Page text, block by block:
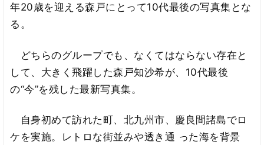
年20歳を迎える森戸にとって10代最後の写真集とな
る。
どちらのグループでも、なくてはならない存在と
して、大きく飛躍した森戸知沙希が、10代最後
の“今”を残した最新写真集。
自身初めて訪れた町、北九州市、慶良間諸島でロ
ケを実施。レトロな街並みや透き通 った海を背景